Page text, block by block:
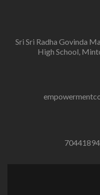
Sri Sri Radha Govinda
High School,